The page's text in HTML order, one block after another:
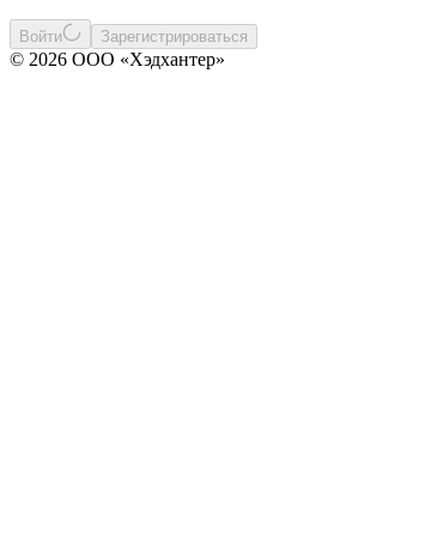
Войти Зарегистрироваться
© 2026 ООО «Хэдхантер»